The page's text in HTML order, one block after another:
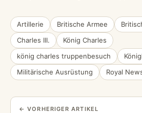
Artillerie Britische Armee
Charles III.
König Charles
könig charles truppenbesuch
Militärische Ausrüstung
Royal
← VORHERIGER ARTIKEL